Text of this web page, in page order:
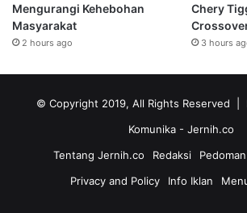
Mengurangi Kehebohan
Masyarakat
2 hours ago
Chery
3 hours
© Copyright 2019, All Rights Reserved |
Komunika - Jernih.co
Tentang Jernih.co
Redaksi
Privacy and Policy
Info Iklan